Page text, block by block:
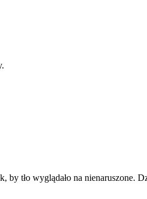
tło wyglądało na nienaruszone.